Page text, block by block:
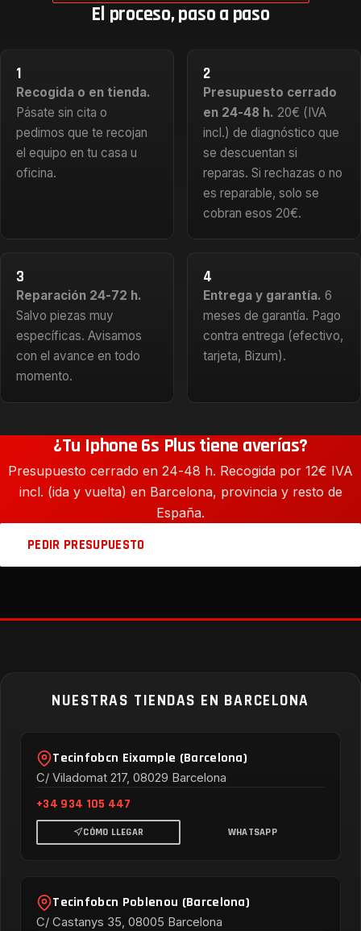
El proceso, paso a paso
1
Recogida o en tienda.
Pásate sin cita o
pedimos que te recojan
el equipo en tu casa u
oficina.
2
Presupuesto cerrado
en 24-48 h. 20€ (IVA
incl.) de diagnóstico que
se descuentan si
reparas. Si rechazas o no
es reparable, solo se
cobran esos 20€.
3
Reparación 24-72 h.
Salvo piezas muy
específicas. Avisamos
con el avance en todo
momento.
4
Entrega y garantía. 6
meses de garantía. Pago
contra entrega (efectivo,
tarjeta, Bizum).
¿Tu Iphone 6s Plus tiene averías?
Presupuesto cerrado en 24-48 h. Recogida por 12€ IVA
incl. (ida y vuelta) en Barcelona, provincia y resto de
España.
PEDIR PRESUPUESTO
NUESTRAS TIENDAS EN BARCELONA
Tecinfobcn Eixample (Barcelona)
C/ Viladomat 217, 08029 Barcelona
+34 934 105 447
CÓMO LLEGAR WHATSAPP
Tecinfobcn Poblenou (Barcelona)
C/ Castanys 35, 08005 Barcelona